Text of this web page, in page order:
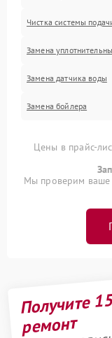
Чистка системы
Замена
Замена датчика воды
Замена бойлера
Цены в прайс-
Мы проверим ваше
Получите
ремонт